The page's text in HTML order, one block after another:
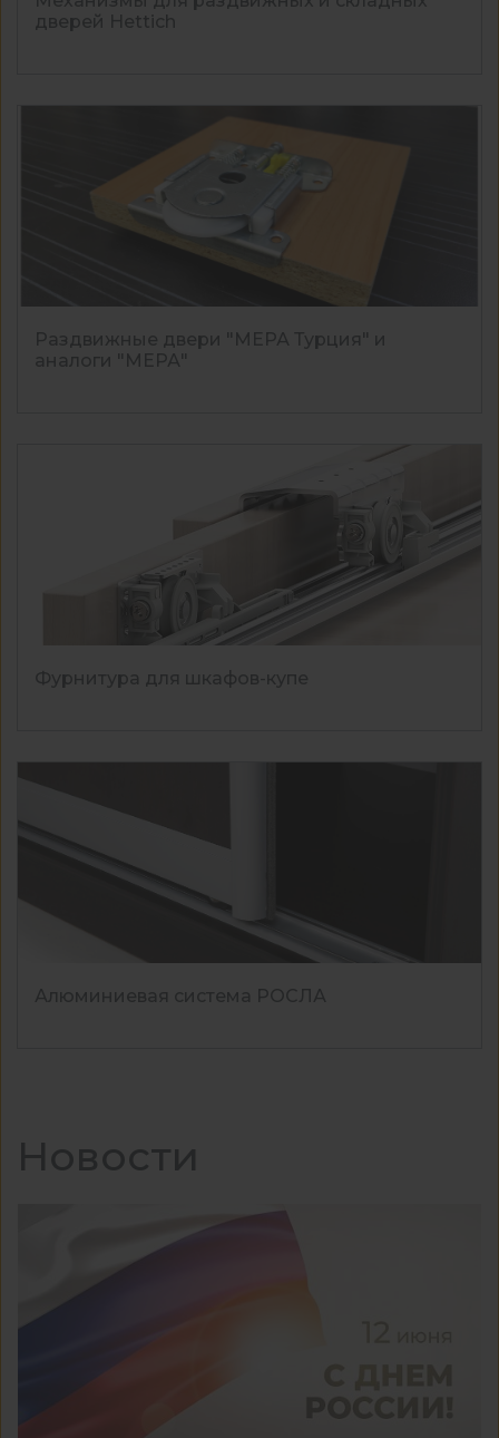
дверей Hettich
Раздвижные двери "МЕРА Турция" и
аналоги "МЕРА"
Фурнитура для шкафов-купе
Алюминиевая система РОСЛА
Новости